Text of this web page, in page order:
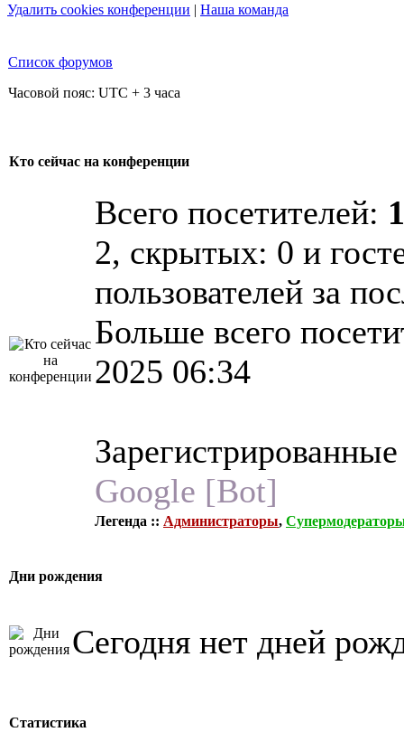
Удалить cookies конференции | Наша команда
Список форумов
Часовой пояс: UTC + 3 часа
Кто сейчас на конференции
Всего посетителей:
2, скрытых: 0 и
пользователей за
Больше всего
2025 06:34
Google [Bot]
Легенда :: Администраторы,
Дни рождения
Сегодня нет дней
Статистика